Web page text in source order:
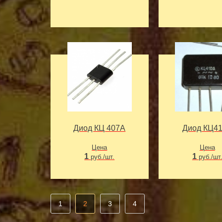
Диод КЦ 407А
Цена
1руб./шт.
Диод
Цена
1 руб./шт.
1 2 3 4